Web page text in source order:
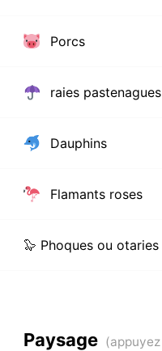
Porcs
raies pastenagues
Dauphins
Flamants roses
🦭 Phoques ou otaries
Paysage